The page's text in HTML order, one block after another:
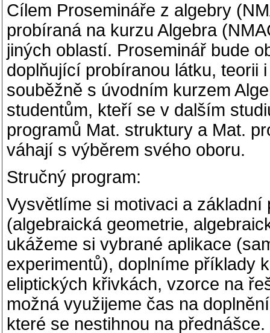
Cílem Prosemináře z algebry
probíraná na kurzu Algebra
jiných oblastí. Proseminář bude
doplňující probíranou látku, teorii
souběžně s úvodním kurzem
studentům, kteří se v dalším
programů Mat. struktury a Mat.
váhají s výběrem svého oboru.
Stručný program:
Vysvětlíme si motivaci a
(algebraická geometrie,
ukážeme si vybrané aplikace
experimentů), doplníme příklady
eliptických křivkách, vzorce na
možná využijeme čas na
které se nestihnou na